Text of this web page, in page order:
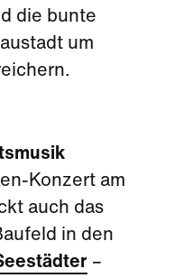
die bunte
um
Konzert am
auch das
in den
–